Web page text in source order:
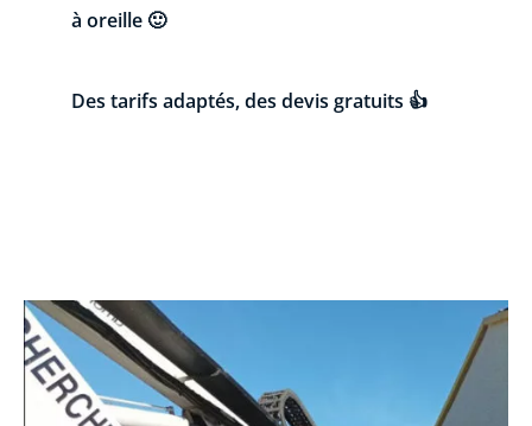
à oreille 🙂
Des tarifs adaptés, des devis gratuits 👍